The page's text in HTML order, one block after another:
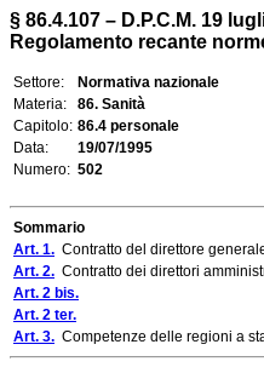
§ 86.4.107 – D.P.C.M. 19
Regolamento recante
Settore:
Normativa nazionale
Materia:
86. Sanità
Capitolo: 86.4 personale
Data:
19/07/1995
Numero: 502
Sommario
Art. 1. Contratto del direttore
Art. 2. Contratto dei direttori
Art. 2 bis.
Art. 2 ter.
Art. 3. Competenze delle regioni a